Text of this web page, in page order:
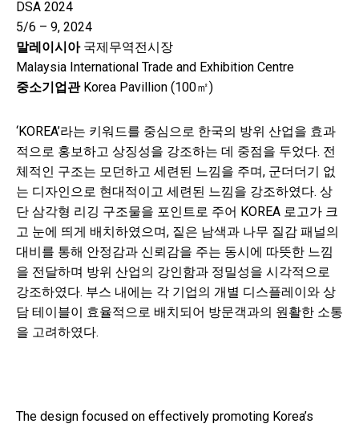
DSA 2024
5/6 – 9, 2024
말레이시아국제무역전시장
Malaysia International Trade and Exhibition Centre
중소기업관Korea Pavillion (100㎡)
‘KOREA’라는 키워드를 중심으로 한국의 방위 산업을 효과
적으로 홍보하고 상징성을 강조하는 데 중점을 두었다. 전
체적인 구조는 모던하고 세련된 느낌을 주며, 군더더기 없
는 디자인으로 현대적이고 세련된 느낌을 강조하였다. 상
단 삼각형 리깅 구조물을 포인트로 주어 KOREA 로고가 크
고 눈에 띄게 배치하였으며, 짙은 남색과 나무 질감 패널의
대비를 통해 안정감과 신뢰감을 주는 동시에 따뜻한 느낌
을 전달하며 방위 산업의 강인함과 정밀성을 시각적으로
강조하였다. 부스 내에는 각 기업의 개별 디스플레이와 상
담 테이블이 효율적으로 배치되어 방문객과의 원활한 소통
을 고려하였다.
The design focused on effectively promoting Korea’s